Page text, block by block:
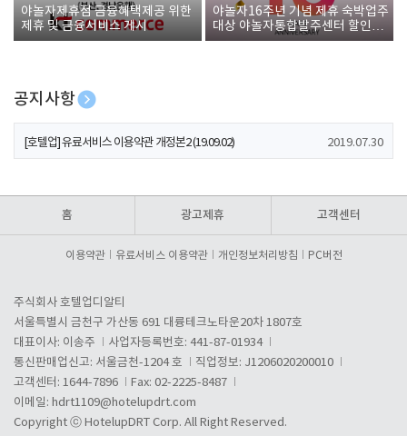
야놀자제휴점 금융혜택제공 위한
제휴 및 금융서비스 게시
야놀자16주년 기념 제휴 숙박업주
대상 야놀자통합발주센터 할인쿠
폰 증정
공지사항
[호텔업] 개인정보 처리방침 개정본1 (19.09.02)
[호텔업] 유료서비스 이용약관 개정본2 (19.09.02) 2019.07.30
홈 광고제휴 고객센터
이용약관 유료서비스 이용약관 개인정보처리방침 PC버전
주식회사 호텔업디알티
서울특별시 금천구 가산동 691 대륭테크노타운20차 1807호
대표이사: 이송주
사업자등록번호: 441-87-01934
통신판매업신고: 서울금천-1204 호
직업정보: J1206020200010
고객센터: 1644-7896
Fax: 02-2225-8487
이메일: hdrt1109@hotelupdrt.com
Copyright ⓒ HotelupDRT Corp. All Right Reserved.